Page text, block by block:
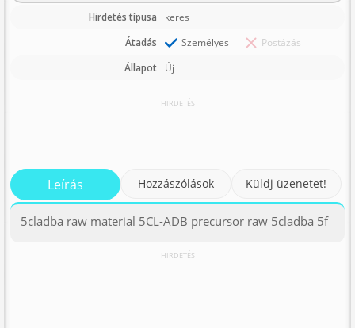
Hirdetés típusa
keres
Átadás
Személyes
Postázás
Állapot
Új
HIRDETÉS
Leírás Hozzászólások Küldj üzenetet!
5cladba raw material 5CL-ADB precursor raw 5cladba 5f
HIRDETÉS